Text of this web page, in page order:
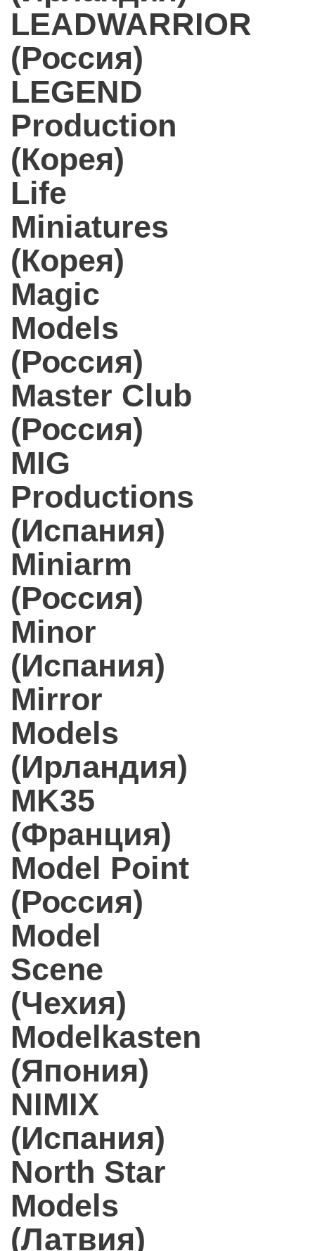
LEADWARRIOR
(Россия)
LEGEND
Production
(Корея)
Life
Miniatures
(Корея)
Magic
Models
(Россия)
Master Club
(Россия)
MIG
Productions
(Испания)
Miniarm
(Россия)
Minor
(Испания)
Mirror
Models
(Ирландия)
MK35
(Франция)
Model Point
(Россия)
Model
Scene
(Чехия)
Modelkasten
(Япония)
NIMIX
(Испания)
North Star
Models
(Латвия)